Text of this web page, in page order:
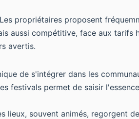
propriétaires proposent
aussi compétitive, face aux tarifs
avertis.
de s'intégrer dans les
festivals permet de saisir
lieux, souvent animés, regorgent